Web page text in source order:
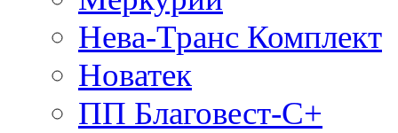
Нева-Транс Комплект
Новатек
ПП Благовест-С+